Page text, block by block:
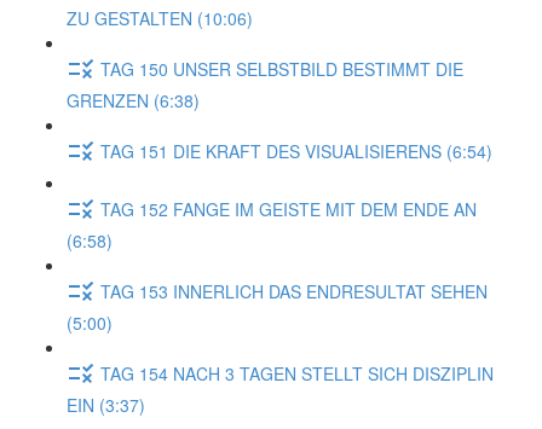
ZU GESTALTEN (10:06)
TAG 150 UNSER SELBSTBILD BESTIMMT DIE
GRENZEN (6:38)
TAG 151 DIE KRAFT DES VISUALISIERENS (6:54)
TAG 152 FANGE IM GEISTE MIT DEM ENDE AN
(6:58)
TAG 153 INNERLICH DAS ENDRESULTAT SEHEN
(5:00)
TAG 154 NACH 3 TAGEN STELLT SICH DISZIPLIN
EIN (3:37)